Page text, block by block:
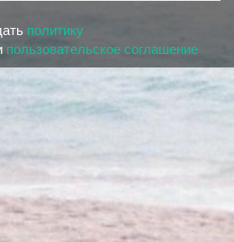
политику
пользовательское соглашение